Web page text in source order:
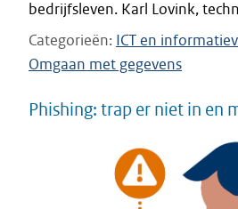
bedrijfsleven. Karl Lovink,
Categorieën ICT en
Omgaan met gegevens
Phishing: trap er niet in en